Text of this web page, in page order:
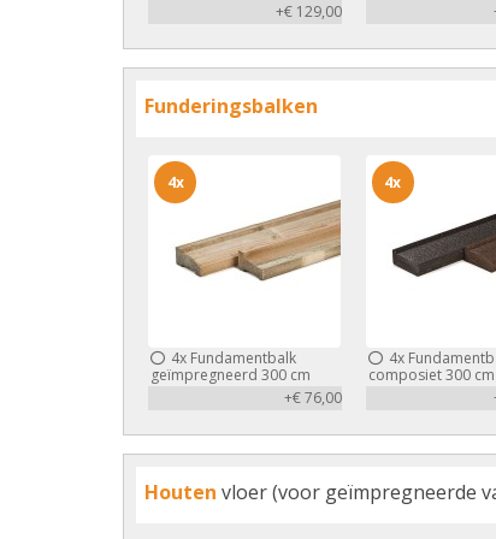
+€ 129,00
Funderingsbalken
4x Fundamentbalk
geïmpregneerd 300 cm
+€ 76,00
4x
4x
composiet 300 cm
4x
Houten vloer (voor geïmpregneerde